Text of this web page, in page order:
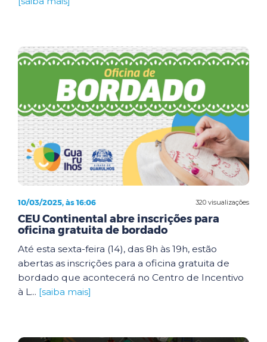
320 visualizações
10/03/2025, às 16:06
CEU Continental abre inscrições para
oficina gratuita de bordado
Até esta sexta-feira (14), das 8h às 19h, estão
abertas as inscrições para a oficina gratuita de
bordado que acontecerá no Centro de Incentivo
à L... [saiba mais]